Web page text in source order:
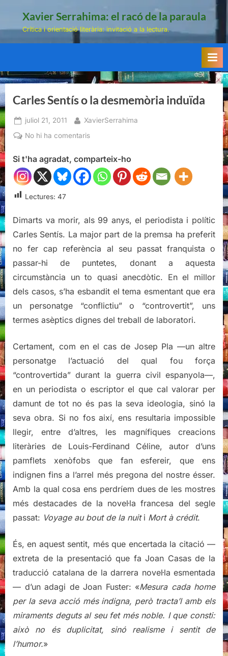
Xavier Serrahima: el racó de la paraula
Crítica i orientació literària: invitació a la lectura.
Carles Sentís o la desmemòria induïda
Posted
on
juliol 21, 2011 By
XavierSerrahima
No hi ha comentarisa
Sentís
o
la
Si t'ha agradat, comparteix-ho
Lectures: 47
Dimarts va morir, als 99 anys, el periodista i polític
Carles Sentís. La major part de la premsa ha preferit
no fer cap referència al seu passat franquista o
passar-hi de puntetes, donant a aquesta
circumstància un to quasi anecdòtic. En el millor
dels casos, s’ha esbandit el tema esmentant que era
un personatge “conflictiu” o “controvertit”, uns
termes asèptics dignes del treball de laboratori.
Certament, com en el cas de Josep Pla —un altre
personatge l’actuació del qual fou força
“controvertida” durant la guerra civil espanyola—,
en un periodista o escriptor el que cal valorar per
damunt de tot no és pas la seva ideologia, sinó la
seva obra. Si no fos així, ens resultaria impossible
llegir, entre d’altres, les magnífiques creacions
literàries de Louis-Ferdinand Céline, autor d’uns
pamflets xenòfobs que fan esfereir, que ens
indignen fins a l’arrel més pregona del nostre ésser.
Amb la qual cosa ens perdríem dues de les mostres
més destacades de la novel·la francesa del segle
passat: Voyage au bout de la nuiti Mort à crédit.
És, en aquest sentit, més que encertada la citació —
extreta de la presentació que fa Joan Casas de la
traducció catalana de la darrera novel·la esmentada
— d’un adagi de Joan Fuster: «Mesura cada home
per la seva acció més indigna, però tracta’l amb els
miraments deguts al seu fet més noble. I que consti:
això no és duplicitat, sinó realisme i sentit de
l’humor.»